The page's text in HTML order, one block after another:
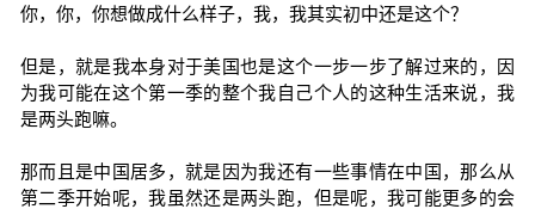
你，你，你想做成什么样子，我，我其实初中还是这个？
但是，就是我本身对于美国也是这个一步一步了解过来的，因
为我可能在这个第一季的整个我自己个人的这种生活来说，我
是两头跑嘛。
那而且是中国居多，就是因为我还有一些事情在中国，那么从
第二季开始呢，我虽然还是两头跑，但是呢，我可能更多的会